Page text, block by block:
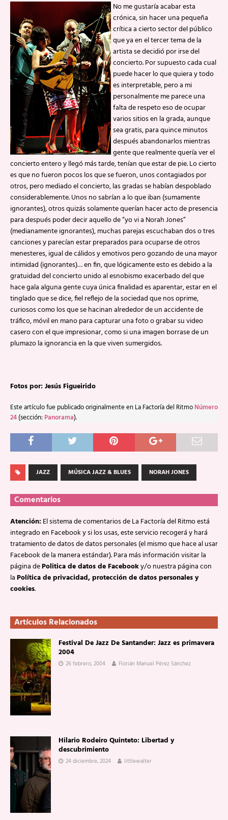
No me gustaría acabar esta
crónica, sin hacer una pequeña
crítica a cierto sector del público
que ya en el tercer tema de la
artista se decidió por irse del
concierto. Por supuesto cada cual
puede hacer lo que quiera y todo
es interpretable, pero a mi
personalmente me parece una
falta de respeto eso de ocupar
varios sitios en la grada, aunque
sea gratis, para quince minutos
después abandonarlos mientras
gente que realmente quería ver el
concierto entero y llegó más tarde, tenían que estar de pie. Lo cierto
es que no fueron pocos los que se fueron, unos contagiados por
otros, pero mediado el concierto, las gradas se habían despoblado
considerablemente. Unos no sabrían a lo que iban (sumamente
ignorantes), otros quizás solamente querían hacer acto de presencia
para después poder decir aquello de “yo vi a Norah Jones”
(medianamente ignorantes), muchas parejas escuchaban dos o tres
canciones y parecían estar preparados para ocuparse de otros
menesteres, igual de cálidos y emotivos pero gozando de una mayor
intimidad (ignorantes)… en fin, que lógicamente esto es debido a la
gratuidad del concierto unido al esnobismo exacerbado del que
hace gala alguna gente cuya única finalidad es aparentar, estar en el
tinglado que se dice, fiel reflejo de la sociedad que nos oprime,
curiosos como los que se hacinan alrededor de un accidente de
tráfico, móvil en mano para capturar una foto o grabar su video
casero con el que impresionar, como si una imagen borrase de un
plumazo la ignorancia en la que viven sumergidos.
Fotos por: Jesús Figueirido
Este artículo fue publicado originalmente en La Factoría del Ritmo Número
24 (sección: Panorama).
JAZZ MÚSICA JAZZ & BLUES NORAH JONES
Comentarios
Atención:El sistema de comentarios de La Factoría del Ritmo está
integrado en Facebook y si los usas, este servicio recogerá y hará
tratamiento de datos de datos personales (el mismo que hace al usar
Facebook de la manera estándar). Para más información visitar la
página dePolitica de datos de Facebooky/o nuestra página con
laPolítica de privacidad, protección de datos personales y
cookies.
Artículos Relacionados
Festival De Jazz De Santander: Jazz es primavera
2004
26 febrero, 2004 Florián Manuel Pérez Sánchez
Hilario Rodeiro Quinteto: Libertad y
descubrimiento
24 diciembre, 2024 littlewalter